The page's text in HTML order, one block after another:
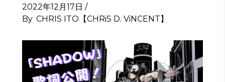
2022年12月17日
By CHRIS ITO【CHRiS D. ViNCENT】